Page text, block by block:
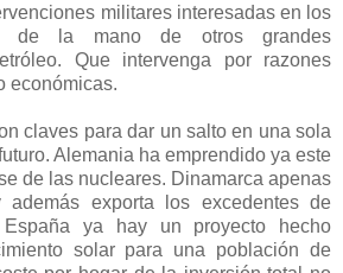
militares interesadas en los
de la mano de otros grandes
Que intervenga por razones
económicas.
claves para dar un salto en una sola
Alemania ha emprendido ya este
de las nucleares. Dinamarca apenas
además exporta los excedentes de
ya hay un proyecto hecho
solar para una población de